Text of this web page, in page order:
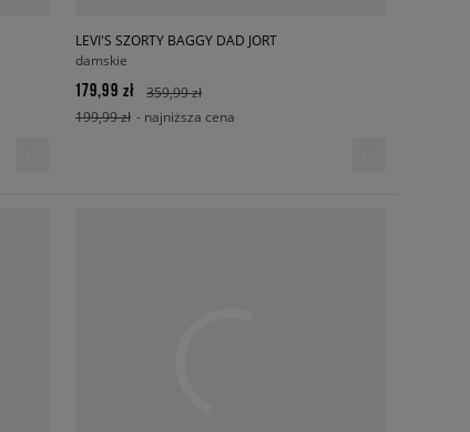
LEVI'S SZORTY BAGGY DAD JORT
damskie
179,99 zł
359,99 zł
199,99 zł - najniższa cena